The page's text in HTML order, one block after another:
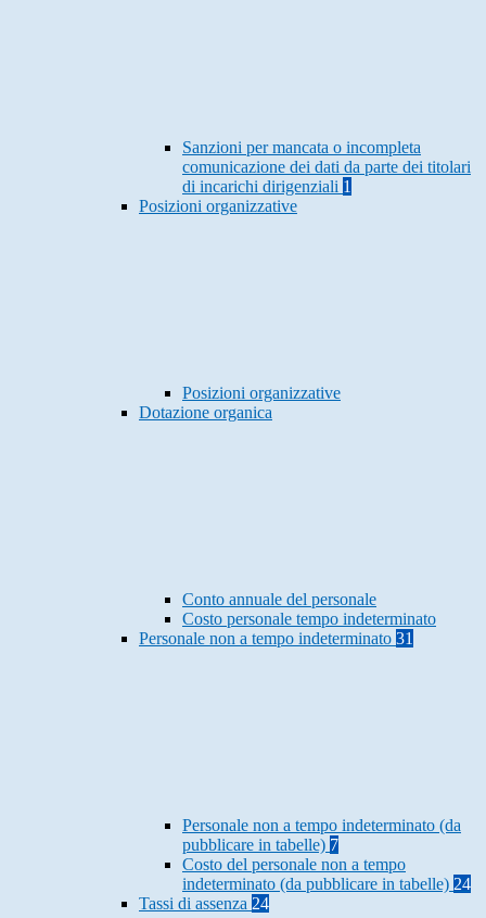
Sanzioni per mancata o incompleta
comunicazione dei dati da parte dei titolari
di incarichi dirigenziali 1
Posizioni organizzative
Posizioni organizzative
Dotazione organica
Conto annuale del personale
Costo personale tempo indeterminato
Personale non a tempo indeterminato 31
Personale non a tempo indeterminato (da
pubblicare in tabelle) 7
Costo del personale non a tempo
indeterminato (da pubblicare in tabelle) 24
Tassi di assenza 24